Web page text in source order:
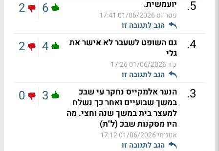
5
. יועמשית.
פטריוט 01/06/2026 17:41
הגב לתגובה זו
6
2
4
.
גם השופט לשעבר לא אישר את
גלי
כ.ד01/06/2026 17:26
הגב לתגובה זו
4
2
3
.
הנער אלמקייס נחקר עי שבכ
במשך שבועיים ואחר כך נשלח
למעצר בית במשך שנה וחצי. מה
היו מסקנות שבכ (ל"ת)
אנונימי01/06/2026 17:12
הגב לתגובה זו
3
0